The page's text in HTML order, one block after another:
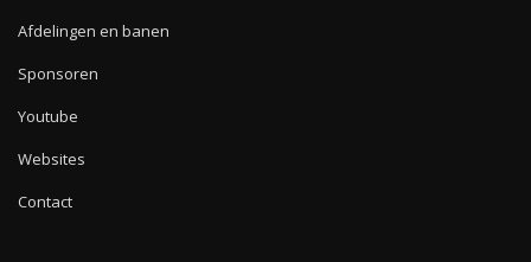
Afdelingen en banen
Sponsoren
Youtube
Websites
Contact